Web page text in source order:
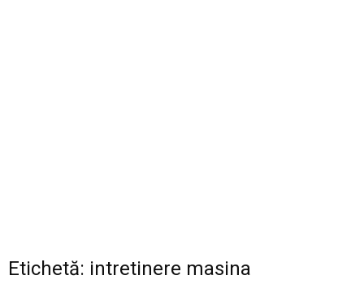
Etichetă: intretinere masina